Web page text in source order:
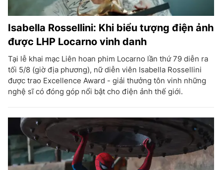
Isabella Rossellini: Khi biểu tượng điện ảnh
được LHP Locarno vinh danh
Tại lễ khai mạc Liên hoan phim Locarno lần thứ 79 diễn ra
tối 5/8 (giờ địa phương), nữ diễn viên Isabella Rossellini
được trao Excellence Award - giải thưởng tôn vinh những
nghệ sĩ có đóng góp nổi bật cho điện ảnh thế giới.